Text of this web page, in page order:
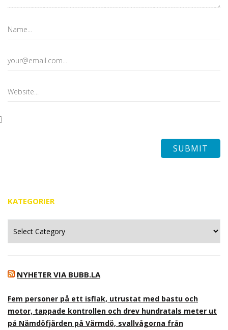
KATEGORIER
NYHETER VIA BUBB.LA
Fem personer på ett isflak, utrustat med bastu och
motor, tappade kontrollen och drev hundratals meter ut
på Nämdöfjärden på Värmdö, svallvågorna från